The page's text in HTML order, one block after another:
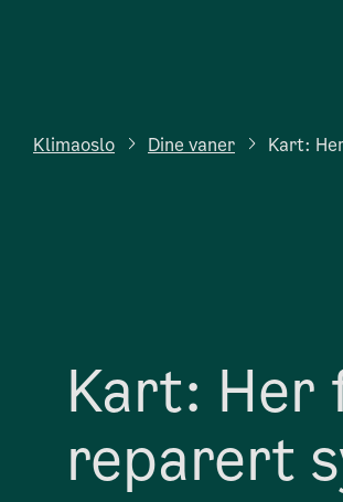
Klimaoslo Dine vaner Kart:
Kart: Her
reparert